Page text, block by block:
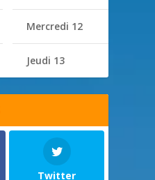
Mercredi 12
Jeudi 13
Twitter